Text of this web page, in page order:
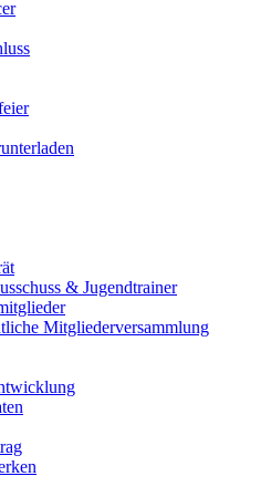
& Jugendtrainer
Mitgliederversammlung